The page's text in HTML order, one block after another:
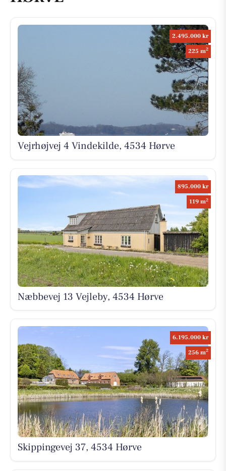
2.495.000 kr
225 m2
Vejrhøjvej 4 Vindekilde, 4534 Hørve
895.000 kr
119 m2
Næbbevej 13 Vejleby, 4534 Hørve
6.195.000 kr
256 m2
Skippingevej 37, 4534 Hørve